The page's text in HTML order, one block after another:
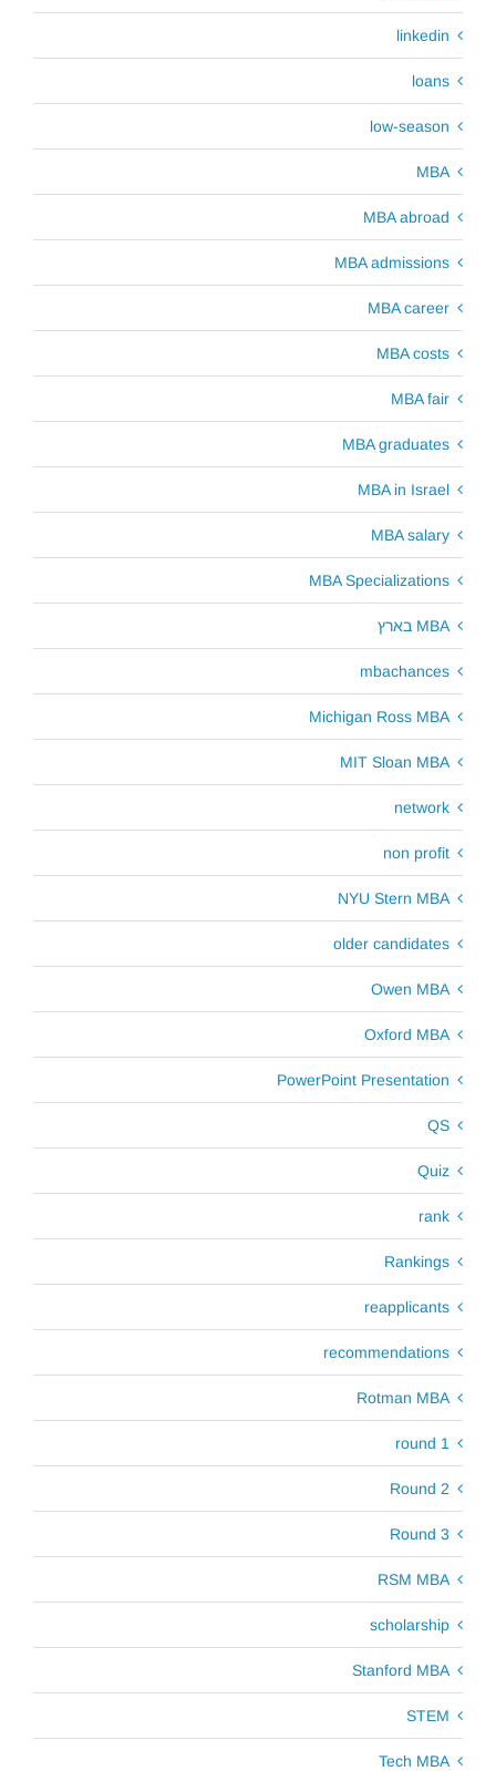
linkedin
loans
low-season
MBA
MBA abroad
MBA admissions
MBA career
MBA costs
MBA fair
MBA graduates
MBA in Israel
MBA salary
MBA Specializations
MBA בארץ
mbachances
Michigan Ross MBA
MIT Sloan MBA
network
non profit
NYU Stern MBA
older candidates
Owen MBA
Oxford MBA
PowerPoint Presentation
QS
Quiz
rank
Rankings
reapplicants
recommendations
Rotman MBA
round 1
Round 2
Round 3
RSM MBA
scholarship
Stanford MBA
STEM
Tech MBA